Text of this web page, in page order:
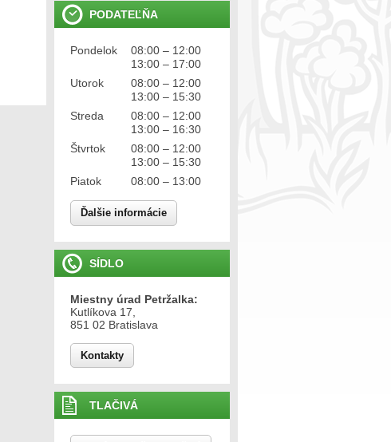
PODATEĽŇA
Pondelok
08:00 – 12:00
13:00 – 17:00
Utorok
08:00 – 12:00
13:00 – 15:30
Streda
08:00 – 12:00
13:00 – 16:30
Štvrtok
08:00 – 12:00
13:00 – 15:30
Piatok
08:00 – 13:00
Ďalšie informácie
SÍDLO
Miestny úrad Petržalka:
Kutlíkova 17,
851 02 Bratislava
Kontakty
TLAČIVÁ